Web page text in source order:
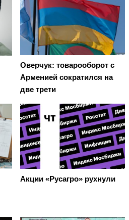
Оверчук: товарооборот с
Арменией сократился на
две трети
Акции «Русагро» рухнули